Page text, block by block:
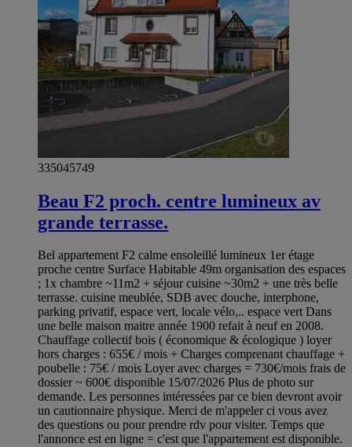
335045749
Beau F2 proch. centre lumineux av
grande terrasse.
Bel appartement F2 calme ensoleillé lumineux 1er étage
proche centre Surface Habitable 49m organisation des espaces
; 1x chambre ~11m2 + séjour cuisine ~30m2 + une très belle
terrasse. cuisine meublée, SDB avec douche, interphone,
parking privatif, espace vert, locale vélo,.. espace vert Dans
une belle maison maitre année 1900 refait à neuf en 2008.
Chauffage collectif bois ( économique & écologique ) loyer
hors charges : 655€ / mois + Charges comprenant chauffage +
poubelle : 75€ / mois Loyer avec charges = 730€/mois frais de
dossier ~ 600€ disponible 15/07/2026 Plus de photo sur
demande. Les personnes intéressées par ce bien devront avoir
un cautionnaire physique. Merci de m'appeler ci vous avez
des questions ou pour prendre rdv pour visiter. Temps que
l'annonce est en ligne = c'est que l'appartement est disponible.